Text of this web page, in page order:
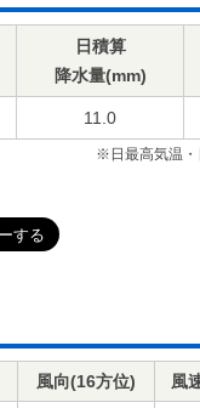
日積算
降水量(mm)
11.0
※日最高気温・
風向(16方位) 風